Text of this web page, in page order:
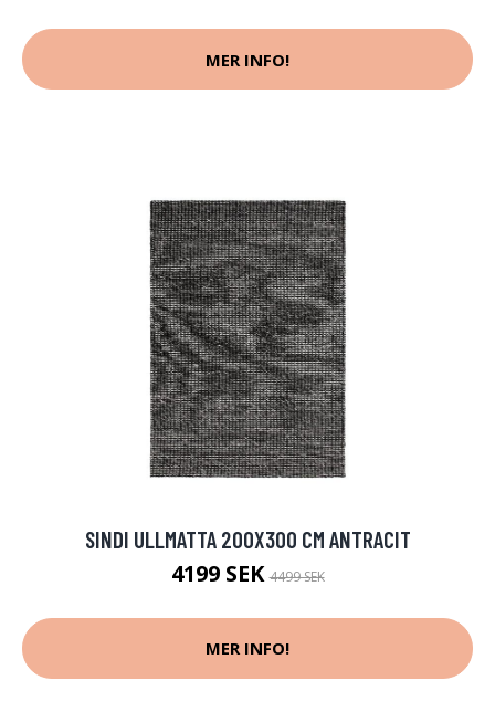
MER INFO!
SINDI ULLMATTA 200X300 CM ANTRACIT
4199 SEK4499 SEK
MER INFO!